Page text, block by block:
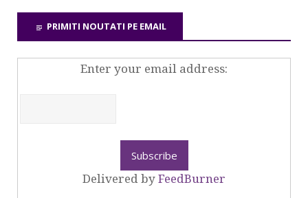
PRIMITI NOUTATI PE EMAIL
Enter your email address:
Delivered by FeedBurner